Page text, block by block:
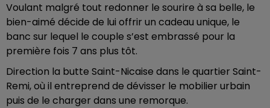
Voulant malgré tout redonner le sourire à sa belle, le
bien-aimé décide de lui offrir un cadeau unique, le
banc sur lequel le couple s’est embrassé pour la
première fois 7 ans plus tôt.
Direction la butte Saint-Nicaise dans le quartier Saint-
Remi, où il entreprend de dévisser le mobilier urbain
puis de le charger dans une remorque.